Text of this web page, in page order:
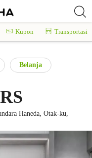
Kupon Transportasi
Belanja
Haneda, Otak-ku,